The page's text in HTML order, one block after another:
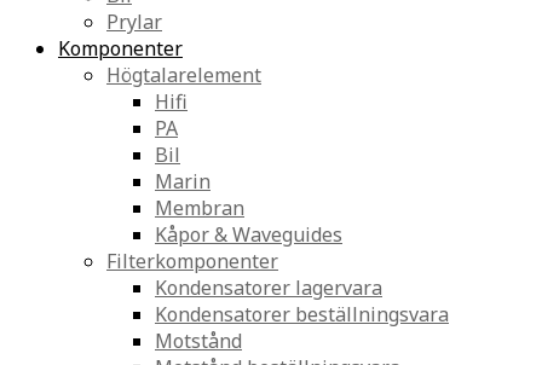
Prylar
Komponenter
Högtalarelement
Hifi
PA
Bil
Marin
Membran
Kåpor & Waveguides
Filterkomponenter
Kondensatorer lagervara
Kondensatorer beställningsvara
Motstånd